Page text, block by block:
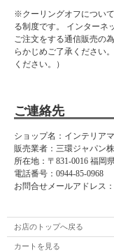
※クーリングオフについ
る制度です。 インターネ
ご注文をする通信販売の為
らかじめご了承ください
ください。）
ご連絡先
ショップ名：インテリア
販売業者：三環ジャパン
所在地： 〒831-0016 福岡
電話番号： 0944-85-0968
お問合せメールアドレス：
お店のトップへ戻る
カートを見る